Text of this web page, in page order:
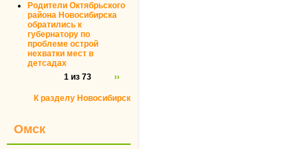
Родители Октябрьского
района Новосибирска
обратились к
губернатору по
проблеме острой
нехватки мест в
детсадах
1 из 73
››
К разделу Новосибирск
Омск